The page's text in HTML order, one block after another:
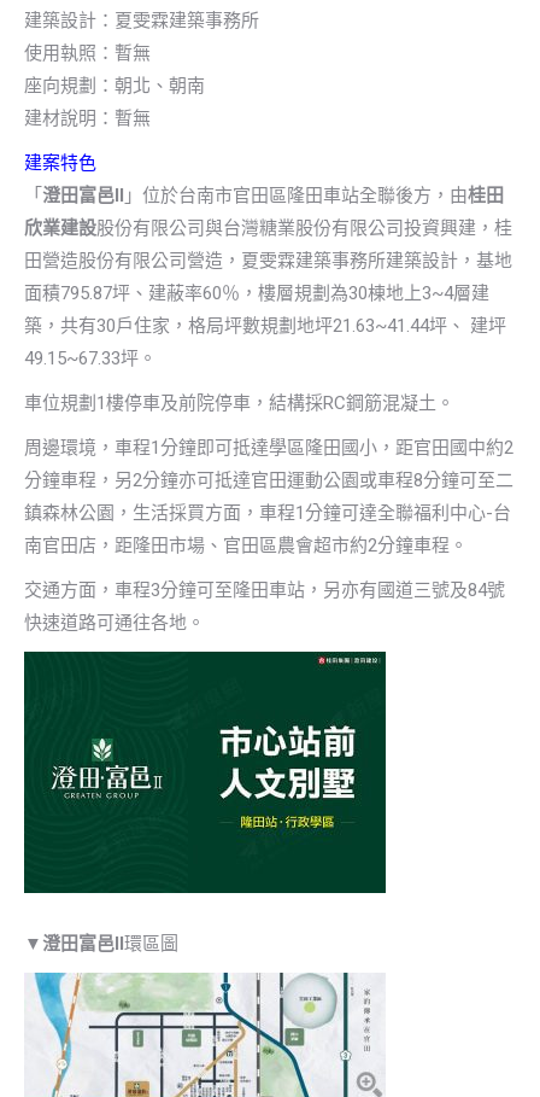
建築設計：夏雯霖建築事務所
使用執照：暫無
座向規劃：朝北、朝南
建材說明：暫無
建案特色
「 澄田富邑II 」位於台南市官田區隆田車站全聯後方，由桂田
欣業建設股份有限公司與台灣糖業股份有限公司投資興建，桂
田營造股份有限公司營造，夏雯霖建築事務所建築設計，基地
面積795.87坪、建蔽率60％，樓層規劃為30棟地上3~4層建
築，共有30戶住家，格局坪數規劃地坪21.63~41.44坪、 建坪
49.15~67.33坪。
車位規劃1樓停車及前院停車，結構採RC鋼筋混凝土。
周邊環境，車程1分鐘即可抵達學區隆田國小，距官田國中約2
分鐘車程，另2分鐘亦可抵達官田運動公園或車程8分鐘可至二
鎮森林公園，生活採買方面，車程1分鐘可達全聯福利中心-台
南官田店，距隆田市場、官田區農會超市約2分鐘車程。
交通方面，車程3分鐘可至隆田車站，另亦有國道三號及84號
快速道路可通往各地。
▼ 澄田富邑II環區圖